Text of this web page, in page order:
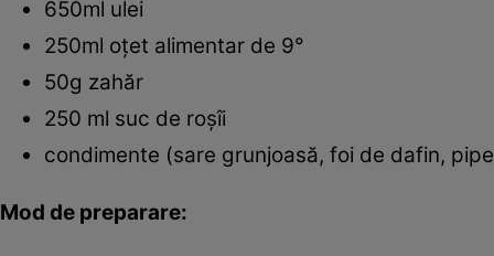
650ml ulei
250ml oţet alimentar de 9°
50g zahăr
250 ml suc de roşîi
condimente (sare grunjoasă, foi de dafin,
Mod de preparare: